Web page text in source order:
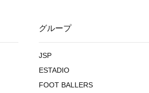
グループ
JSP
ESTADIO
FOOT BALLERS